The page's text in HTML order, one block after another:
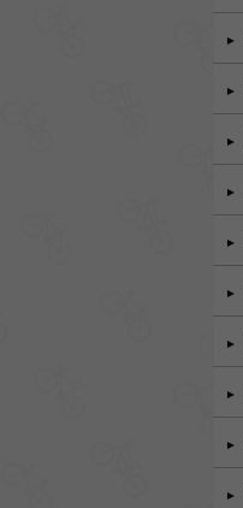
►
►
►
►
►
►
►
►
►
►